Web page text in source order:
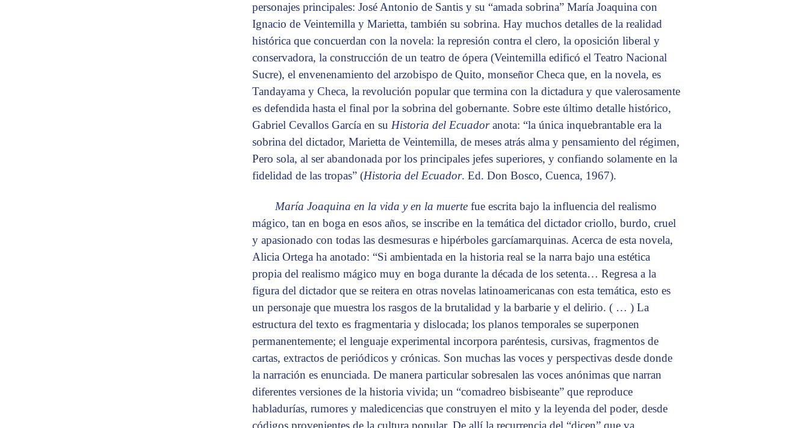
personajes principales: José Antonio de Santis y su “amada sobrina” María Joaquina con
Ignacio de Veintemilla y Marietta, también su sobrina. Hay muchos detalles de la realidad
histórica que concuerdan con la novela: la represión contra el clero, la oposición liberal y
conservadora, la construcción de un teatro de ópera (Veintemilla edificó el Teatro Nacional
Sucre), el envenenamiento del arzobispo de Quito, monseñor Checa que, en la novela, es
Tandayama y Checa, la revolución popular que termina con la dictadura y que valerosamente
es defendida hasta el final por la sobrina del gobernante. Sobre este último detalle histórico,
Gabriel Cevallos García en su Historia del Ecuadoranota: “la única inquebrantable era la
sobrina del dictador, Marietta de Veintemilla, de meses atrás alma y pensamiento del régimen,
Pero sola, al ser abandonada por los principales jefes superiores, y confiando solamente en la
fidelidad de las tropas” (Historia del Ecuador. Ed. Don Bosco, Cuenca, 1967).
María Joaquina en la vida y en la muertefue escrita bajo la influencia del realismo
mágico, tan en boga en esos años, se inscribe en la temática del dictador criollo, burdo, cruel
y apasionado con todas las desmesuras e hipérboles garcíamarquinas. Acerca de esta novela,
Alicia Ortega ha anotado: “Si ambientada en la historia real se la narra bajo una estética
propia del realismo mágico muy en boga durante la década de los setenta… Regresa a la
figura del dictador que se reitera en otras novelas latinoamericanas con esta temática, esto es
un personaje que muestra los rasgos de la brutalidad y la barbarie y el delirio. ( … ) La
estructura del texto es fragmentaria y dislocada; los planos temporales se superponen
permanentemente; el lenguaje experimental incorpora paréntesis, cursivas, fragmentos de
cartas, extractos de periódicos y crónicas. Son muchas las voces y perspectivas desde donde
la narración es enunciada. De manera particular sobresalen las voces anónimas que narran
diferentes versiones de la historia vivida; un “comadreo bisbiseante” que reproduce
habladurías, rumores y maledicencias que construyen el mito y la leyenda del poder, desde